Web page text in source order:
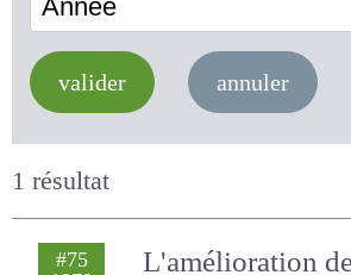
valider annuler
1 résultat